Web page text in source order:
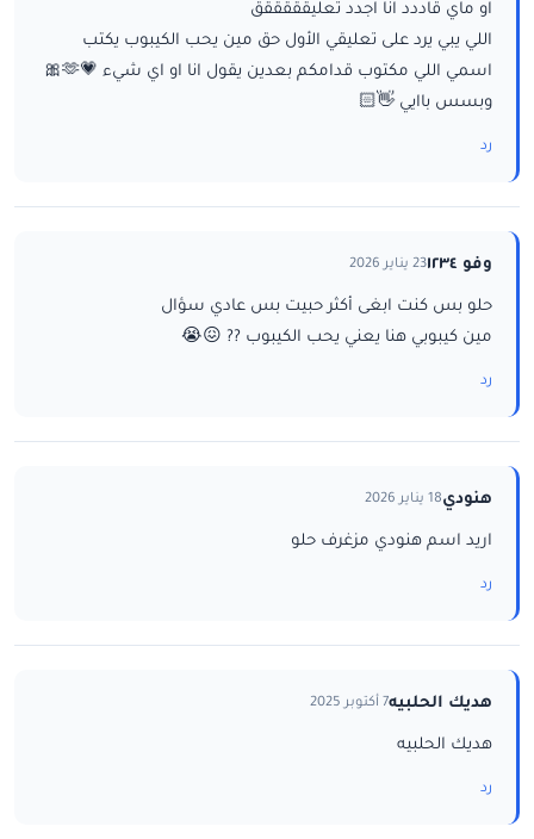
او ماي قاددد انا اجدد تعليقققققق
اللي يبي يرد على تعليقي الأول حق مين يحب الكيبوب يكتب
اسمي اللي مكتوب قدامكم بعدين يقول انا او اي شيء 💗🫶🎀
وبسس باايي 👋🏻
رد
وفو ١٢٣٤ 23 يناير 2026
حلو بس كنت ابغى أكثر حبيت بس عادي سؤال
مين كيبوبي هنا يعني يحب الكيبوب ?? 😖😭
رد
هنودي18 يناير 2026
اريد اسم هنودي مزغرف حلو
رد
هديك الحلبيه7 أكتوبر 2025
هديك الحلبيه
رد